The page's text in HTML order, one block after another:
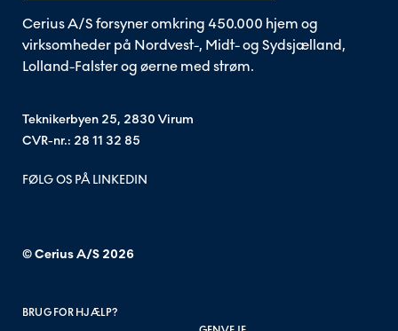
Cerius A/S forsyner omkring 450.000 hjem og
virksomheder på Nordvest-, Midt- og Sydsjælland,
Lolland-Falster og øerne med strøm.
Teknikerbyen 25, 2830 Virum
CVR-nr.: 28 11 32 85
FØLG OS PÅ LINKEDIN
© Cerius A/S 2026
BRUG FOR HJÆLP?